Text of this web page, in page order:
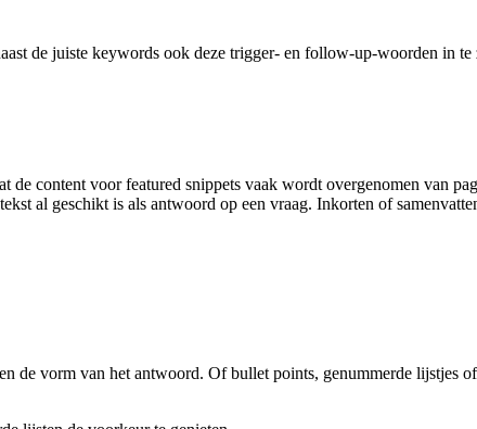
de juiste keywords ook deze trigger- en follow-up-woorden in
content voor featured snippets vaak wordt overgenomen van
al geschikt is als antwoord op een vraag. Inkorten of
de vorm van het antwoord. Of bullet points, genummerde lijstjes